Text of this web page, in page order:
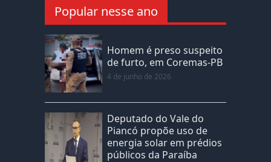
Popular nesse ano
Homem é preso suspeito
de furto, em Coremas-PB
4 de junho de 2026
Deputado do Vale do
Piancó propõe uso de
energia solar em prédios
públicos da Paraíba